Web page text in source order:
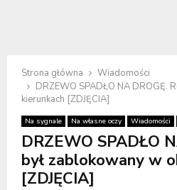
Strona główna
Wiadomości
DRZEWO SPADŁO NA DROGĘ.
kierunkach [ZDJĘCIA]
Na sygnale Na własne oczy Wiadomości
DRZEWO SPADŁO
był zablokowany w
[ZDJĘCIA]